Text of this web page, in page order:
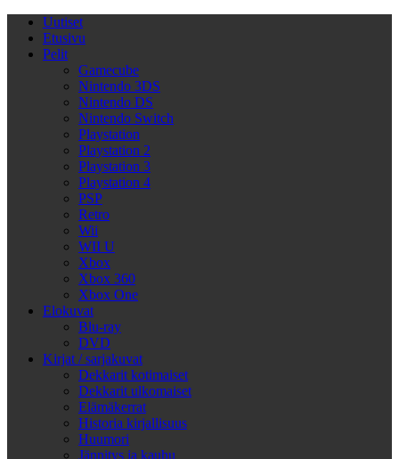
Uutiset
Etusivu
Pelit
Gamecube
Nintendo 3DS
Nintendo DS
Nintendo Switch
Playstation
Playstation 2
Playstation 3
Playstation 4
PSP
Retro
Wii
WII U
Xbox
Xbox 360
Xbox One
Elokuvat
Blu-ray
DVD
Kirjat / sarjakuvat
Dekkarit kotimaiset
Dekkarit ulkomaiset
Elämäkerrat
Historia kirjallisuus
Huumori
Jännitys ja kauhu